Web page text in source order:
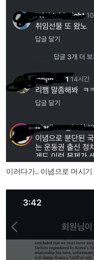
이러다가.. 이념으로 머시